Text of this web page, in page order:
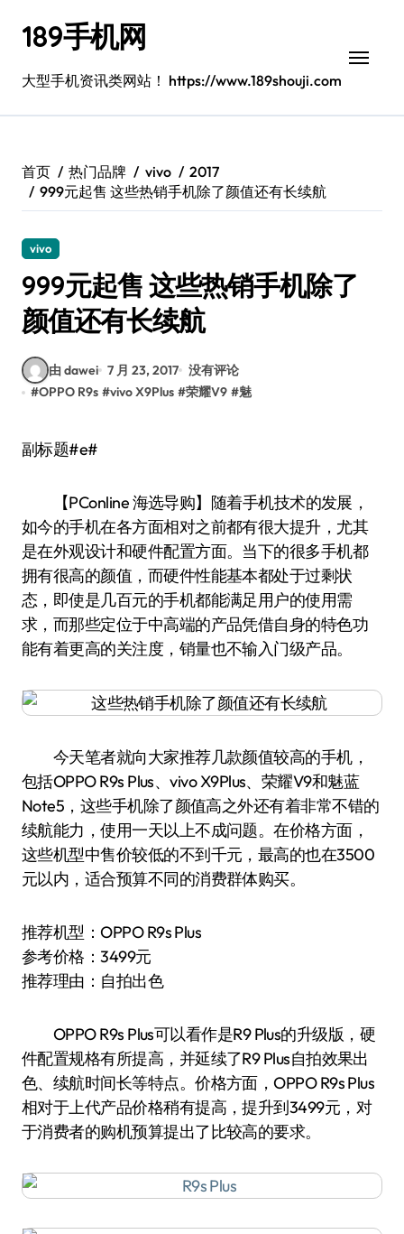
189手机网
大型手机资讯类网站！ https://www.189shouji.com
首页 热门品牌 vivo
2017
999元起售 这些热销手机除了颜值还有长续航
vivo
999元起售 这些热销手机除了
颜值还有长续航
由 dawei 7 月 23, 2017 没有评论
#OPPO R9s #vivo X9Plus #荣耀V9 #魅
副标题#e#
【PConline 海选导购】随着手机技术的发展，
如今的手机在各方面相对之前都有很大提升，尤其
是在外观设计和硬件配置方面。当下的很多手机都
拥有很高的颜值，而硬件性能基本都处于过剩状
态，即使是几百元的手机都能满足用户的使用需
求，而那些定位于中高端的产品凭借自身的特色功
能有着更高的关注度，销量也不输入门级产品。
今天笔者就向大家推荐几款颜值较高的手机，
包括OPPO R9s Plus、vivo X9Plus、荣耀V9和魅蓝
Note5，这些手机除了颜值高之外还有着非常不错的
续航能力，使用一天以上不成问题。在价格方面，
这些机型中售价较低的不到千元，最高的也在3500
元以内，适合预算不同的消费群体购买。
推荐机型：OPPO R9s Plus
参考价格：3499元
推荐理由：自拍出色
OPPO R9s Plus可以看作是R9 Plus的升级版，硬
件配置规格有所提高，并延续了R9 Plus自拍效果出
色、续航时间长等特点。价格方面，OPPO R9s Plus
相对于上代产品价格稍有提高，提升到3499元，对
于消费者的购机预算提出了比较高的要求。